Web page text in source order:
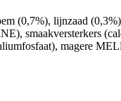
(0,7%), lijnzaad
smaakversterkers
magere